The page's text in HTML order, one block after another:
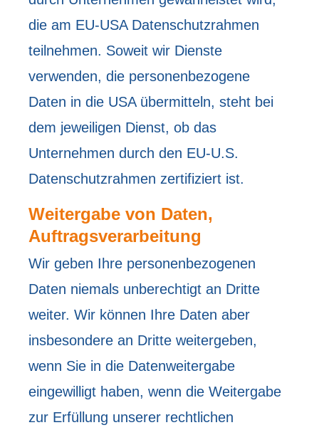
die am EU-USA Datenschutzrahmen
teilnehmen. Soweit wir Dienste
verwenden, die personenbezogene
Daten in die USA übermitteln, steht bei
dem jeweiligen Dienst, ob das
Unternehmen durch den EU-U.S.
Datenschutzrahmen zertifiziert ist.
Weitergabe von Daten,
Auftragsverarbeitung
Wir geben Ihre personenbezogenen
Daten niemals unberechtigt an Dritte
weiter. Wir können Ihre Daten aber
insbesondere an Dritte weitergeben,
wenn Sie in die Datenweitergabe
eingewilligt haben, wenn die Weitergabe
zur Erfüllung unserer rechtlichen